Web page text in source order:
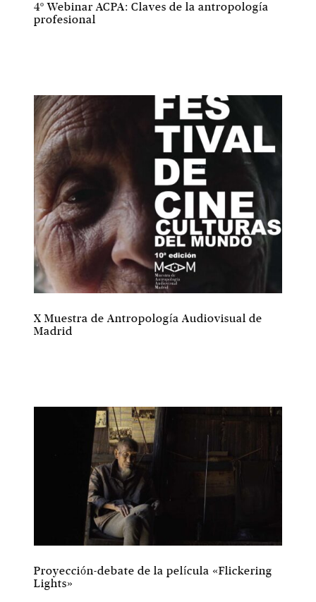
4º Webinar ACPA: Claves de la antropología
profesional
X Muestra de Antropología Audiovisual de
Madrid
Proyección-debate de la película «Flickering
Lights»